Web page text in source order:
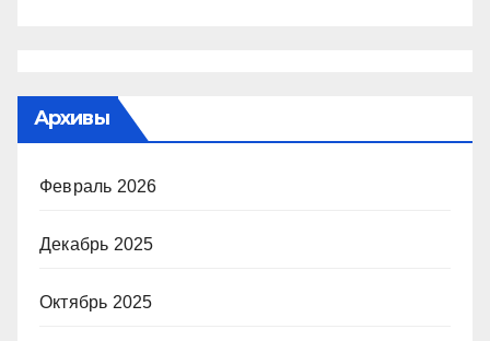
Архивы
Февраль 2026
Декабрь 2025
Октябрь 2025